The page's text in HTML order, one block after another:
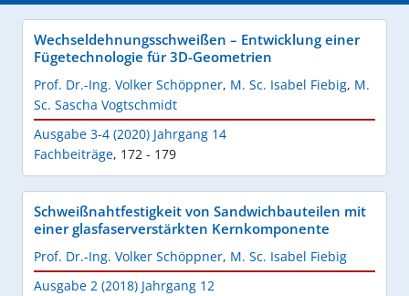
Wechseldehnungsschweißen – Entwicklung einer
Fügetechnologie für 3D-Geometrien
Prof. Dr.-Ing. Volker Schöppner, M. Sc. Isabel Fiebig, M.
Sc. Sascha Vogtschmidt
Ausgabe 3-4 (2020) Jahrgang 14
Fachbeiträge, 172 - 179
Schweißnahtfestigkeit von Sandwichbauteilen mit
einer glasfaserverstärkten Kernkomponente
Prof. Dr.-Ing. Volker Schöppner, M. Sc. Isabel Fiebig
Ausgabe 2 (2018) Jahrgang 12